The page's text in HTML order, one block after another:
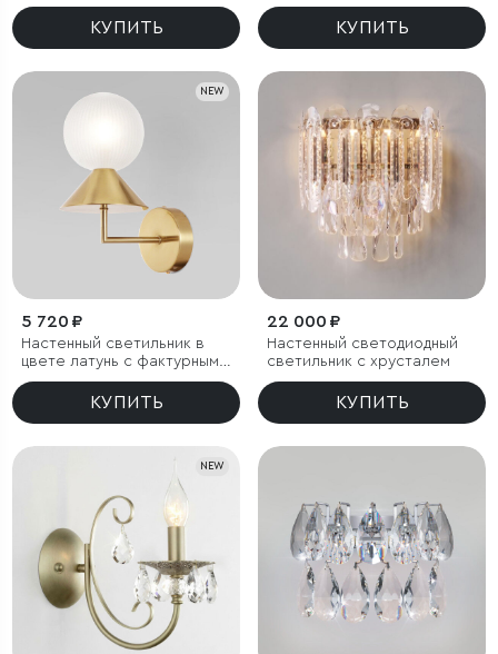
КУПИТЬ КУПИТЬ
NEW
5 720 ₽
Настенный светильник в
цвете латунь с фактурным
плафоном
КУПИТЬ
22 000 ₽
Настенный светодиодный
светильник с хрусталем
КУПИТЬ
NEW